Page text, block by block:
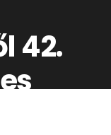
42.